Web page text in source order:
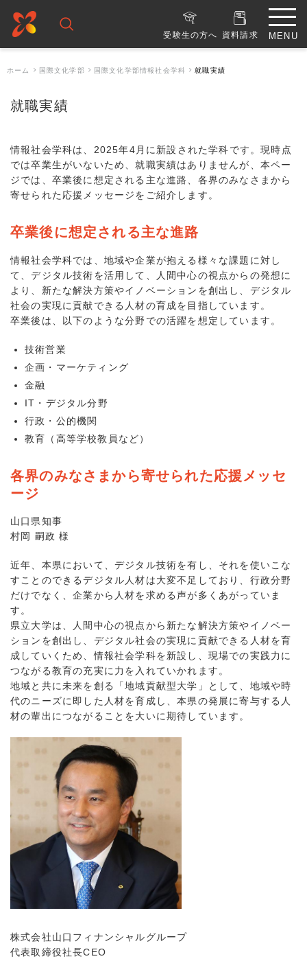
受験生の方へ 資料請求
ホーム 国際文化学部 国際文化学部情報社会学科 就職実績
就職実績
情報社会学科は、2025年4月に新設された学科です。現時点
では卒業生がいないため、就職実績はありませんが、本ペー
ジでは、卒業後に想定される主な進路、各界のみなさまから
寄せられた応援メッセージをご紹介します。
卒業後に想定される主な進路
情報社会学科では、地域や企業が抱える様々な課題に対し
て、デジタル技術を活用して、人間中心の視点からの発想に
より、新たな解決方策やイノベーションを創出し、デジタル
社会の実現に貢献できる人材の育成を目指しています。
卒業後は、以下のような分野での活躍を想定しています。
技術営業
企画・マーケティング
金融
IT・デジタル分野
行政・公的機関
教育（高等学校教員など）
各界のみなさまから寄せられた応援メッセ
ージ
山口県知事
村岡 嗣政 様
近年、本県において、デジタル技術を有し、それを使いこな
すことのできるデジタル人材は大変不足しており、行政分野
だけでなく、企業から人材を求める声が多くあがっていま
す。
県立大学は、人間中心の視点から新たな解決方策やイノベー
ションを創出し、デジタル社会の実現に貢献できる人材を育
成していくため、情報社会学科を新設し、現場での実践力に
つながる教育の充実に力を入れていかれます。
地域と共に未来を創る「地域貢献型大学」として、地域や時
代のニーズに即した人材を育成し、本県の発展に寄与する人
材の輩出につながることを大いに期待しています。
株式会社山口フィナンシャルグループ
代表取締役社長CEO